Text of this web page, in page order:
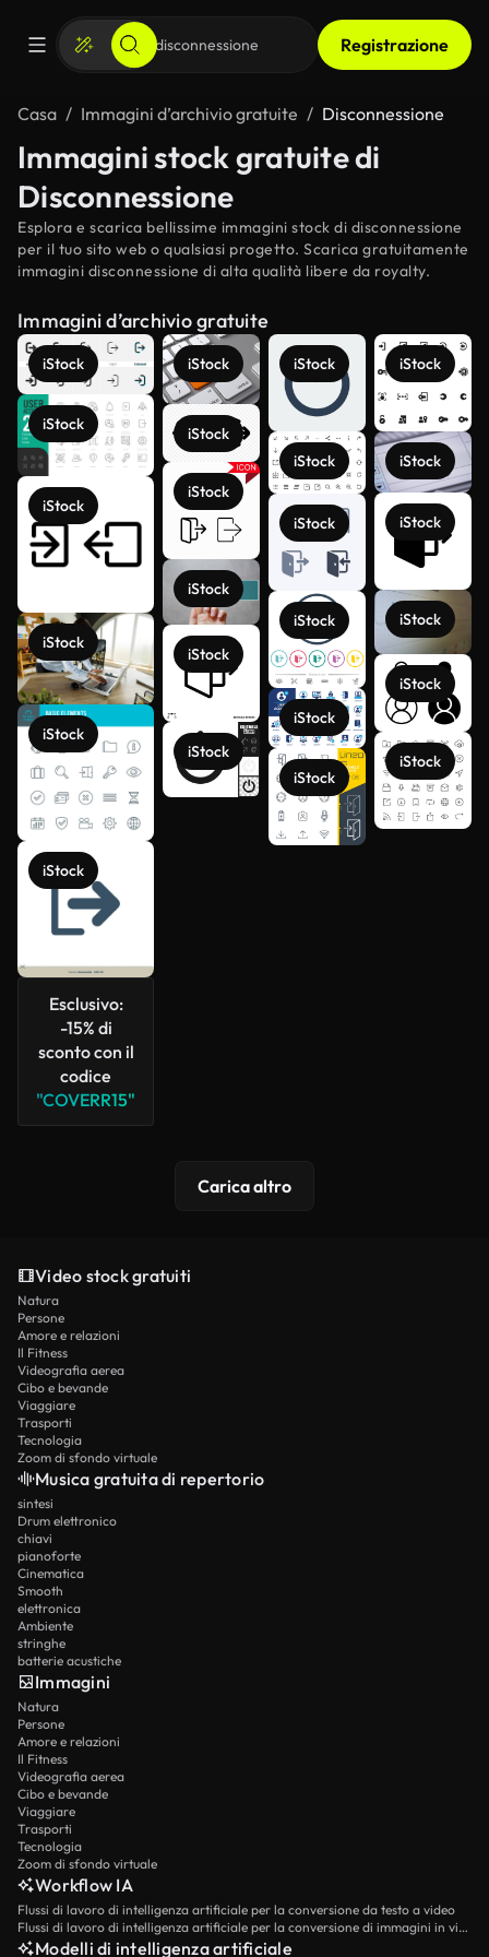
Registrazione
Casa Immagini d’archivio gratuite Disconnessione
Immagini stock gratuite di
Disconnessione
Esplora e scarica bellissime immagini stock di disconnessione
per il tuo sito web o qualsiasi progetto. Scarica gratuitamente
immagini disconnessione di alta qualità libere da royalty.
Immagini d’archivio gratuite
iStock
iStock
iStock
iStock
iStock
iStock
Esclusivo:
-15% di
sconto con il
codice
"COVERR15"
iStock
iStock
iStock
iStock
iStock
iStock
iStock
iStock
iStock
iStock
iStock
iStock
iStock
iStock
iStock
iStock
iStock
iStock
Carica altro
Video stock gratuiti
Natura
Persone
Amore e relazioni
Il Fitness
Videografia aerea
Cibo e bevande
Viaggiare
Trasporti
Tecnologia
Zoom di sfondo virtuale
Musica gratuita di repertorio
sintesi
Drum elettronico
chiavi
pianoforte
Cinematica
Smooth
elettronica
Ambiente
stringhe
batterie acustiche
Immagini
Natura
Persone
Amore e relazioni
Il Fitness
Videografia aerea
Cibo e bevande
Viaggiare
Trasporti
Tecnologia
Zoom di sfondo virtuale
Workflow IA
Flussi di lavoro di intelligenza artificiale per la conversione da testo a video
Flussi di lavoro di intelligenza artificiale per la conversione di immagini in video
Modelli di intelligenza artificiale